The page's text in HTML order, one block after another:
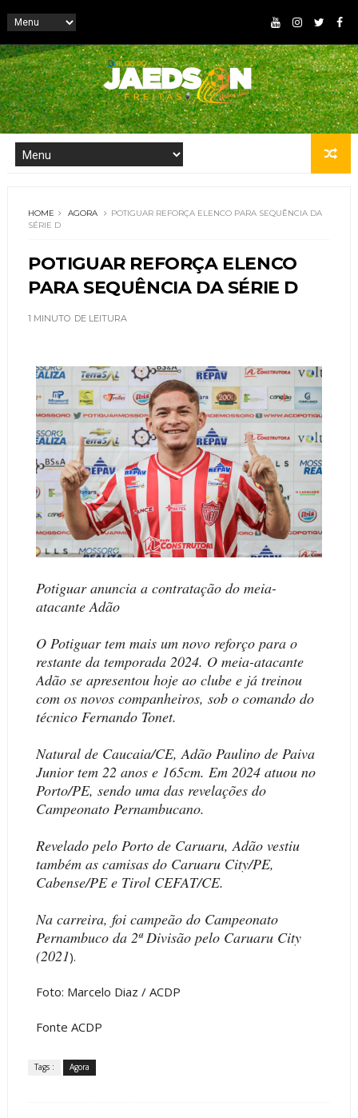
HOME AGORA
POTIGUAR REFORÇA ELENCO PARA SEQUÊNCIA DA
SÉRIE D
POTIGUAR REFORÇA ELENCO
PARA SEQUÊNCIA DA SÉRIE D
1 MINUTO DE LEITURA
Potiguar anuncia a contratação do meia-
atacante Adão
O Potiguar tem mais um novo reforço para o
restante da temporada 2024. O meia-atacante
Adão se apresentou hoje ao clube e já treinou
com os novos companheiros, sob o comando do
técnico Fernando Tonet.
Natural de Caucaia/CE, Adão Paulino de Paiva
Junior tem 22 anos e 165cm. Em 2024 atuou no
Porto/PE, sendo uma das revelações do
Campeonato Pernambucano.
Revelado pelo Porto de Caruaru, Adão vestiu
também as camisas do Caruaru City/PE,
Cabense/PE e Tirol CEFAT/CE.
Na carreira, foi campeão do Campeonato
Pernambuco da 2ª Divisão pelo Caruaru City
(2021).
Foto: Marcelo Diaz / ACDP
Fonte ACDP
Tags : Agora